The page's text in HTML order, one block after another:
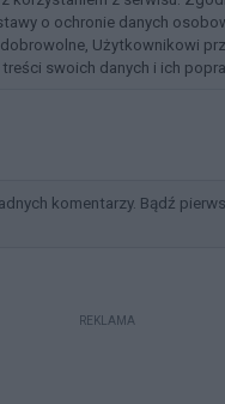
o ochronie danych
Użytkownikowi
swoich danych i ich
komentarzy. Bądź
REKLAMA